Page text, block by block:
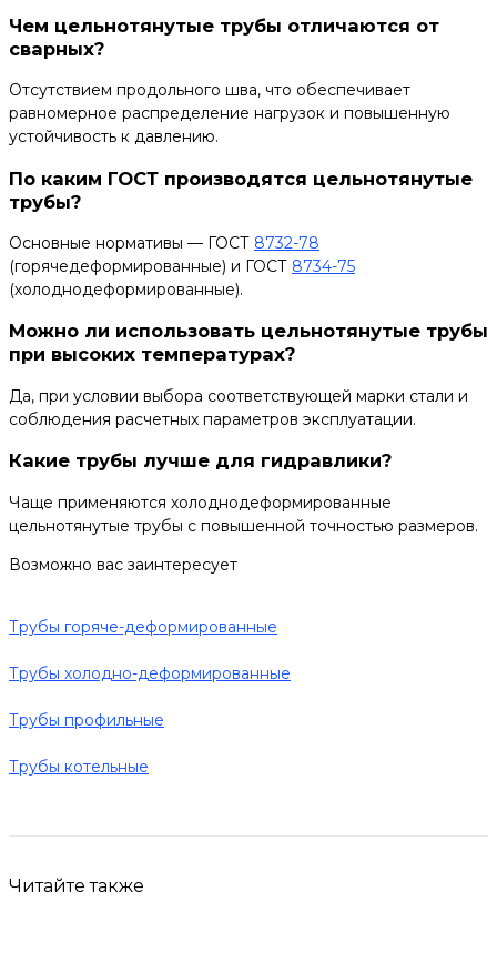
Чем цельнотянутые трубы отличаются от
сварных?
Отсутствием продольного шва, что обеспечивает
равномерное распределение нагрузок и повышенную
устойчивость к давлению.
По каким ГОСТ производятся цельнотянутые
трубы?
Основные нормативы — ГОСТ 8732-78
(горячедеформированные) и ГОСТ 8734-75
(холоднодеформированные).
Можно ли использовать цельнотянутые трубы
при высоких температурах?
Да, при условии выбора соответствующей марки стали и
соблюдения расчетных параметров эксплуатации.
Какие трубы лучше для гидравлики?
Чаще применяются холоднодеформированные
цельнотянутые трубы с повышенной точностью размеров.
Возможно вас заинтересует
Трубы горяче-деформированные
Трубы холодно-деформированные
Трубы профильные
Трубы котельные
Читайте также